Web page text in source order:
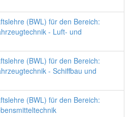
(BWL) für den Bereich:
- Luft- und
(BWL) für den Bereich:
- Schiffbau und
(BWL) für den Bereich: